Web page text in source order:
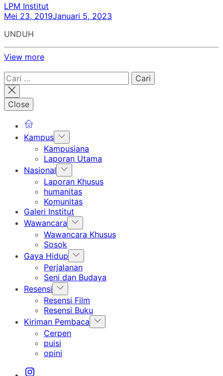
LPM Institut
Mei 23, 2019Januari 5, 2023
UNDUH
View more
Cari
untuk:
Close
Kampus Show
sub
menu
Kampusiana
Laporan Utama
Nasional Show
sub
menu
Laporan Khusus
humanitas
Komunitas
Galeri Institut
Wawancara Show
sub
Wawancara Khusus
Sosok
Gaya Hidup Show
sub
menu
Perjalanan
Seni dan Budaya
Resensi Show
sub
menu
Resensi Film
Resensi Buku
Kiriman Pembaca Show
sub
Cerpen
puisi
opini
Instagram